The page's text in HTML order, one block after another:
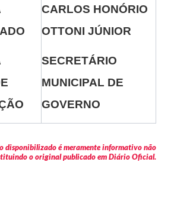
CARLOS HONÓRIO
OTTONI JÚNIOR
SECRETÁRIO
MUNICIPAL DE
GOVERNO
disponibilizado é meramente informativo não
o original publicado em Diário Oficial.